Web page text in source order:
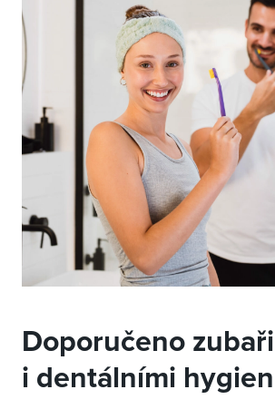
Doporučeno zubaři
i dentálními